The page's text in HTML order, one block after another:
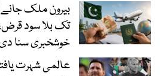
تک بلا سود
خوشخبری سنا
عالمی شہرت